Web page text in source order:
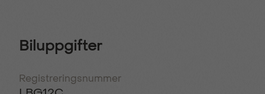
Biluppgifter
Registreringsnummer